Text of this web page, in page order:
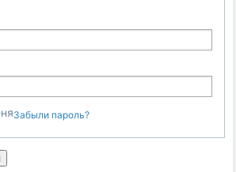
Забыли пароль?